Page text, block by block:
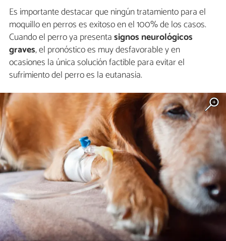
Es importante destacar que ningún tratamiento para el
moquillo en perros es exitoso en el 100% de los casos.
Cuando el perro ya presentasignos neurológicos
graves, el pronóstico es muy desfavorable y en
ocasiones la única solución factible para evitar el
sufrimiento del perro es la eutanasia.